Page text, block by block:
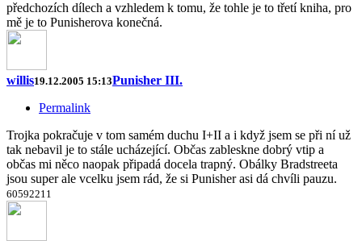
předchozích dílech a vzhledem k tomu, že tohle je to třetí kniha, pro
mě je to Punisherova konečná.
willis19.12.2005 15:13Punisher III.
Permalink
Trojka pokračuje v tom samém duchu I+II a i když jsem se při ní už
tak nebavil je to stále ucházející. Občas zableskne dobrý vtip a
občas mi něco naopak připadá docela trapný. Obálky Bradstreeta
jsou super ale vcelku jsem rád, že si Punisher asi dá chvíli pauzu.
60592211